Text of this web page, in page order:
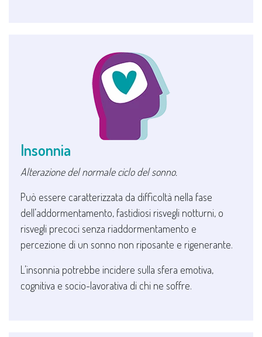
Insonnia
Alterazione del normale ciclo del sonno.
Può essere caratterizzata da difficoltà nella fase
dell’addormentamento, fastidiosi risvegli notturni, o
risvegli precoci senza riaddormentamento e
percezione di un sonno non riposante e rigenerante.
L’insonnia potrebbe incidere sulla sfera emotiva,
cognitiva e socio-lavorativa di chi ne soffre.